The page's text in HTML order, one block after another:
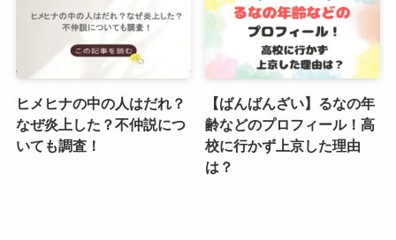
ヒメヒナの中の人はだれ？
なぜ炎上した？不仲説につ
いても調査！
【ばんばんざい】るなの年
齢などのプロフィール！高
校に行かず上京した理由
は？